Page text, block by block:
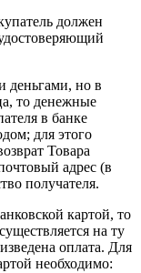
должен
деньгами, но в
то денежные
в банке
для этого
Товара
адрес (в
получателя.
картой, то
на ту
оплата. Для
необходимо: